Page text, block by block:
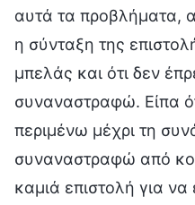
αυτά τα προβλήματα,
η σύνταξη της
μπελάς και ότι δεν
συναναστραφώ. Είπα
περιμένω μέχρι τη
συναναστραφώ από
καμιά επιστολή για